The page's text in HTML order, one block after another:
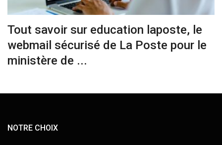
Tout savoir sur education laposte, le
webmail sécurisé de La Poste pour le
ministère de ...
NOTRE CHOIX